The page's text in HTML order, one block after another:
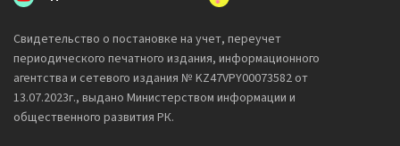
Свидетельство о постановке на учет, переучет
периодического печатного издания, информационного
агентства и сетевого издания № KZ47VPY00073582 от
13.07.2023г., выдано Министерством информации и
общественного развития РК.